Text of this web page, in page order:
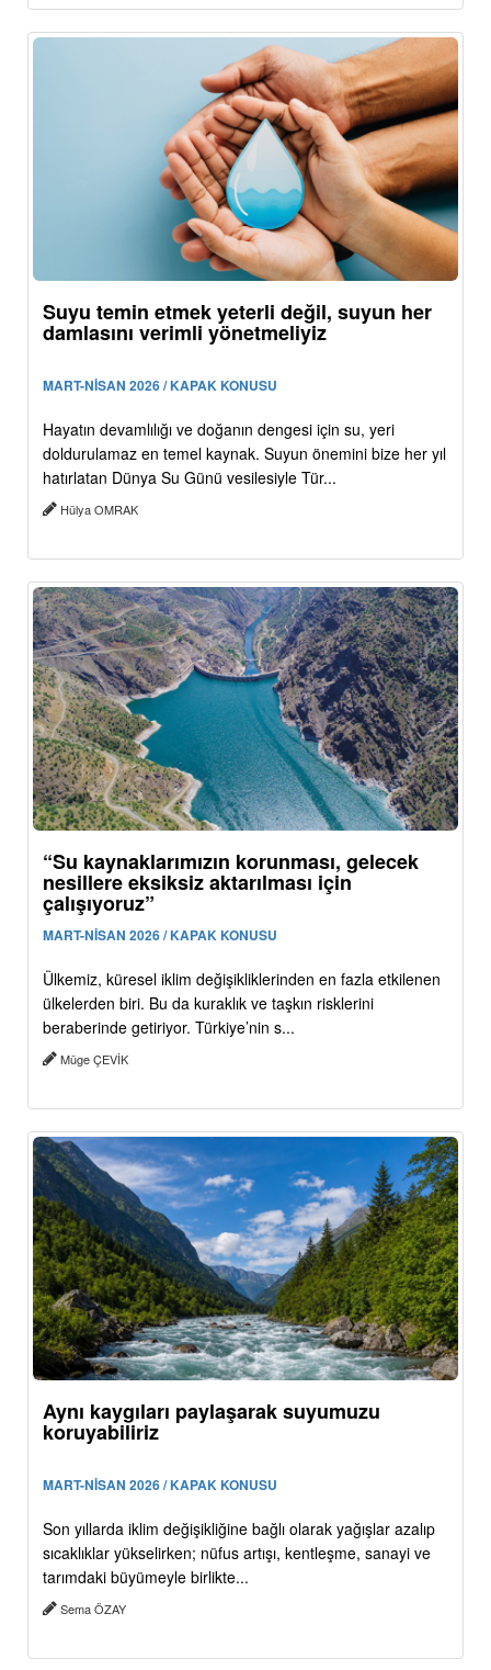
Suyu temin etmek yeterli değil, suyun her
damlasını verimli yönetmeliyiz
MART-NİSAN 2026 / KAPAK KONUSU
Hayatın devamlılığı ve doğanın dengesi için su, yeri
doldurulamaz en temel kaynak. Suyun önemini bize her yıl
hatırlatan Dünya Su Günü vesilesiyle Tür...
Hülya OMRAK
“Su kaynaklarımızın korunması, gelecek
nesillere eksiksiz aktarılması için
çalışıyoruz”
MART-NİSAN 2026 / KAPAK KONUSU
Ülkemiz, küresel iklim değişikliklerinden en fazla etkilenen
ülkelerden biri. Bu da kuraklık ve taşkın risklerini
beraberinde getiriyor. Türkiye’nin s...
Müge ÇEVİK
Aynı kaygıları paylaşarak suyumuzu
koruyabiliriz
MART-NİSAN 2026 / KAPAK KONUSU
Son yıllarda iklim değişikliğine bağlı olarak yağışlar azalıp
sıcaklıklar yükselirken; nüfus artışı, kentleşme, sanayi ve
tarımdaki büyümeyle birlikte...
Sema ÖZAY